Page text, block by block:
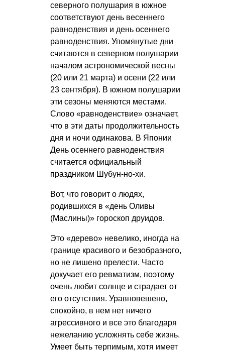
северного полушария в южное
соответствуют день весеннего
равноденствия и день осеннего
равноденствия. Упомянутые дни
считаются в северном полушарии
началом астрономической весны
(20 или 21 марта) и осени (22 или
23 сентября). В южном полушарии
эти сезоны меняются местами.
Слово «равноденствие» означает,
что в эти даты продолжительность
дня и ночи одинакова. В Японии
День осеннего равноденствия
считается официальный
праздником Шубун-но-хи.
Вот, что говорит о людях,
родившихся в «день Оливы
(Маслины)» гороскоп друидов.
Это «дерево» невелико, иногда на
границе красивого и безобразного,
но не лишено прелести. Часто
докучает его ревматизм, поэтому
очень любит солнце и страдает от
его отсутствия. Уравновешено,
спокойно, в нем нет ничего
агрессивного и все это благодаря
нежеланию усложнять себе жизнь.
Умеет быть терпимым, хотя имеет